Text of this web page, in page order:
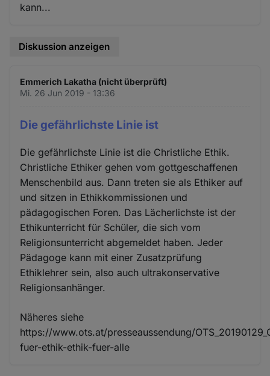
kann...
Diskussion anzeigen
Emmerich Lakatha (nicht überprüft)
Mi. 26 Jun 2019 - 13:36
Die gefährlichste Linie ist
Die gefährlichste Linie ist die Christliche Ethik.
Christliche Ethiker gehen vom gottgeschaffenen
Menschenbild aus. Dann treten sie als Ethiker auf
und sitzen in Ethikkommissionen und
pädagogischen Foren. Das Lächerlichste ist der
Ethikunterricht für Schüler, die sich vom
Religionsunterricht abgemeldet haben. Jeder
Pädagoge kann mit einer Zusatzprüfung
Ethiklehrer sein, also auch ultrakonservative
Religionsanhänger.
Näheres siehe
https://www.ots.at/presseaussendung/
fuer-ethik-ethik-fuer-alle